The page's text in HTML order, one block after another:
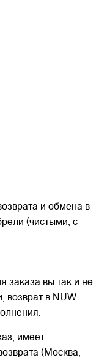
и обмена в
(чистыми, с
заказа вы так и не
возврат в NUW
имеет
(Москва,